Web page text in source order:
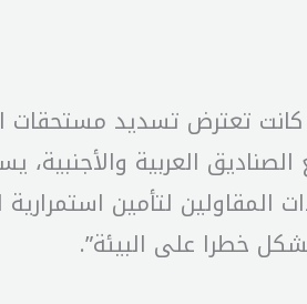
كانت تعترض تسديد
العربية
المقاولين لتأمين
خطرا على البيئة”.